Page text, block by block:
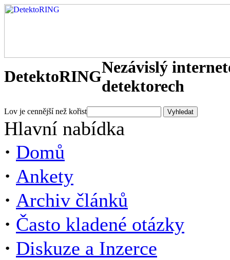
DetektoRINGNezávislý
detektorech
Lov je cennější než kořist
Hlavní nabídka
· Domů
· Ankety
· Archiv článků
· Často kladené otázky
· Diskuze a Inzerce